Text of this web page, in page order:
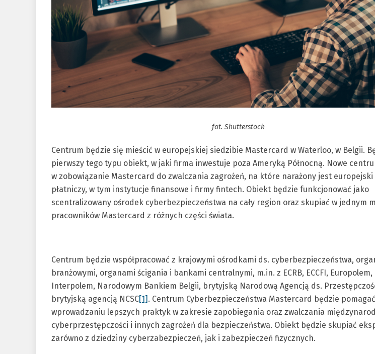
fot. Shutterstock
Centrum będzie się mieścić w europejskiej siedzibie Mastercard w Waterloo, w Belgii.
pierwszy tego typu obiekt, w jaki firma inwestuje poza Ameryką Północną. Nowe
w zobowiązanie Mastercard do zwalczania zagrożeń, na które narażony jest
płatniczy, w tym instytucje finansowe i firmy fintech. Obiekt będzie funkcjonować jako
scentralizowany ośrodek cyberbezpieczeństwa na cały region oraz skupiać w jednym
pracowników Mastercard z różnych części świata.
Centrum będzie współpracować z krajowymi ośrodkami ds. cyberbezpieczeństwa,
branżowymi, organami ścigania i bankami centralnymi, m.in. z ECRB, ECCFI, Europolem,
Interpolem, Narodowym Bankiem Belgii, brytyjską Narodową Agencją ds.
brytyjską agencją NCSC[1] . Centrum Cyberbezpieczeństwa Mastercard będzie
wprowadzaniu lepszych praktyk w zakresie zapobiegania oraz zwalczania
cyberprzestępczości i innych zagrożeń dla bezpieczeństwa. Obiekt będzie skupiać
zarówno z dziedziny cyberzabezpieczeń, jak i zabezpieczeń fizycznych.